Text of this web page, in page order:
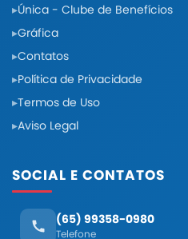
Única - Clube de Benefícios
Gráfica
Contatos
Política de Privacidade
Termos de Uso
Aviso Legal
SOCIAL E CONTATOS
(65) 99358-0980
Telefone